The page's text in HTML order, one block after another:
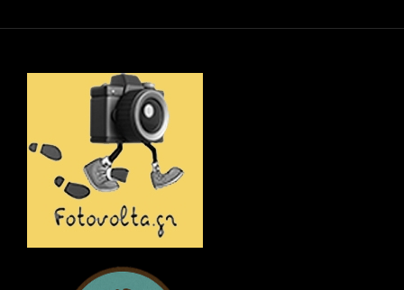
e
o
er l α
τε
ίτ
ε